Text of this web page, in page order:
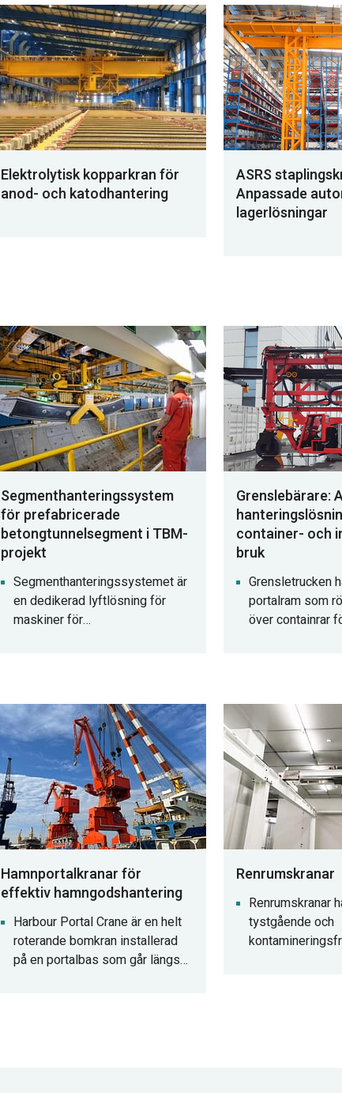
Elektrolytisk kopparkran för
anod- och katodhantering
ASRS
Anpassade
lagerlösningar
Segmenthanteringssystem
för prefabricerade
betongtunnelsegment i TBM-
projekt
Segmenthanteringssystemet är
en dedikerad lyftlösning för
maskiner för
fungerar som en viktig garanti
för säker och effektiv
skärmtunnelbyggnation.
Grenslebärare:
container- och
bruk
Grensletrucken
portalram som
över containrar
Hamnportalkranar för
effektiv hamngodshantering
Harbour Portal Crane är en helt
roterande bomkran installerad
på en portalbas som går längs
Renrumskranar
Renrumskranar
tystgående och